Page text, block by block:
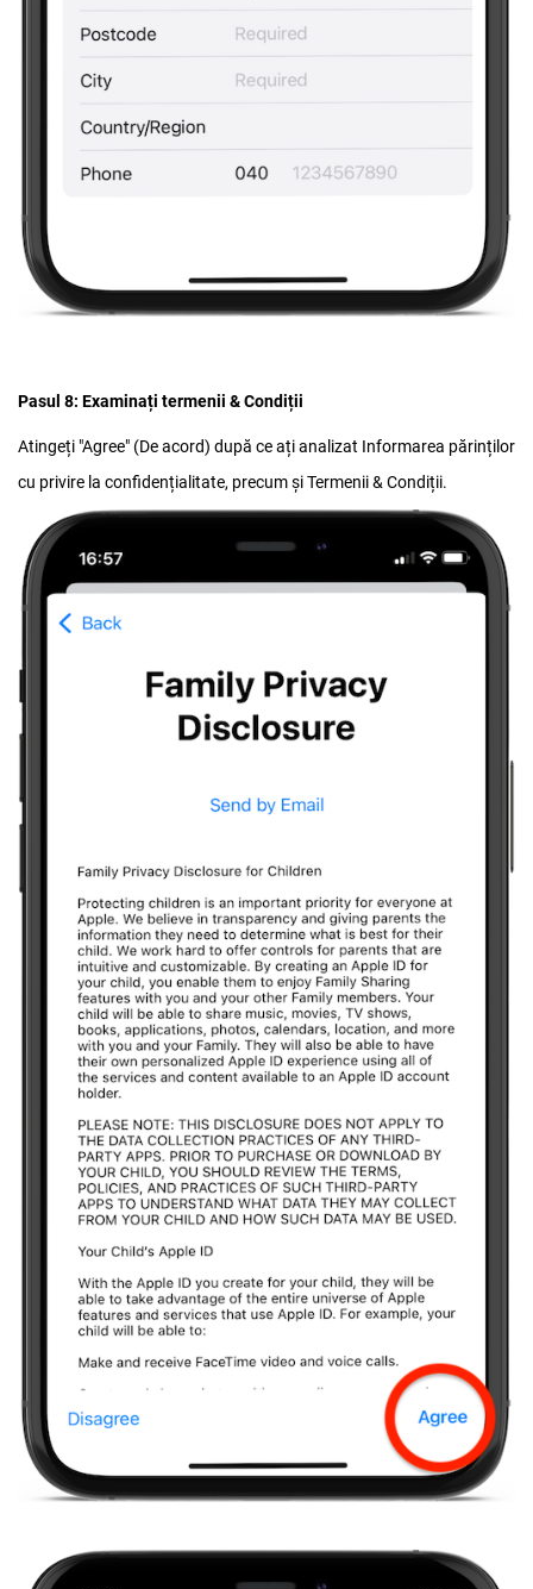
Pasul 8: Examinați termenii & Condiții
Atingeți "Agree" (De acord) după ce ați analizat Informarea părinților
cu privire la confidențialitate, precum și Termenii & Condiții.